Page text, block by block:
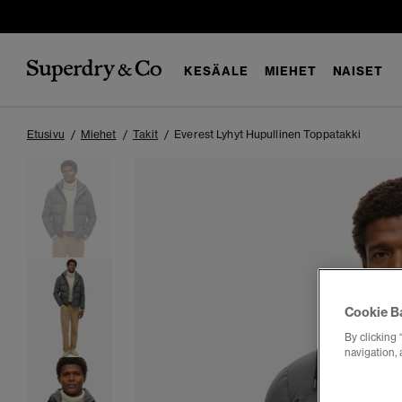
KESÄALE MIEHET NAISET
Etusivu Miehet Takit Everest Lyhyt Hupullinen Toppatakki
Cookie
By clicking
navigation,